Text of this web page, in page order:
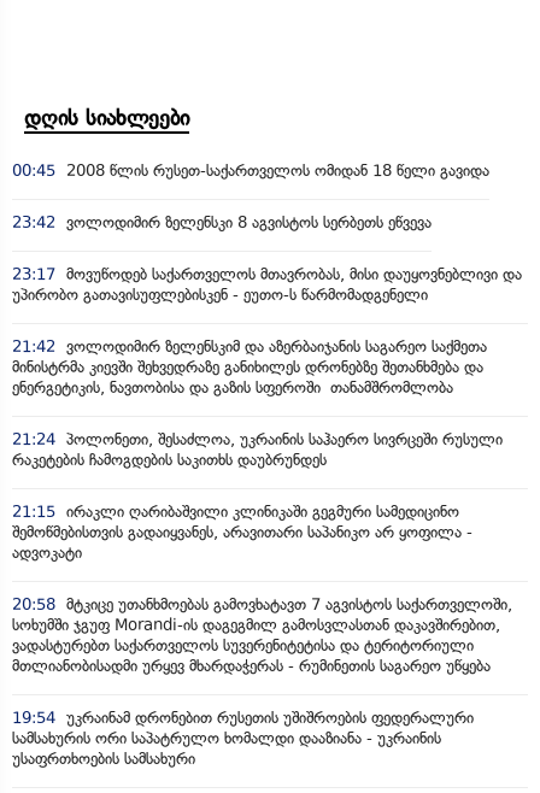
დღის სიახლეები
00:45 2008 წლის რუსეთ-საქართველოს ომიდან 18 წელი გავიდა
23:42 ვოლოდიმირ ზელენსკი 8 აგვისტოს სერბეთს ეწვევა
23:17 მოვუწოდებ საქართველოს მთავრობას, მისი დაუყოვნებლივი და
უპირობო გათავისუფლებისკენ - ეუთო-ს წარმომადგენელი
21:42
ვოლოდიმირ ზელენსკიმ და აზერბაიჯანის საგარეო საქმეთა
მინისტრმა კიევში შეხვედრაზე განიხილეს დრონებზე შეთანხმება და
ენერგეტიკის, ნავთობისა და გაზის სფეროში თანამშრომლობა
21:24 პოლონეთი, შესაძლოა, უკრაინის საჰაერო სივრცეში რუსული
რაკეტების ჩამოგდების საკითხს დაუბრუნდეს
21:15 ირაკლი ღარიბაშვილი კლინიკაში გეგმური სამედიცინო
შემოწმებისთვის გადაიყვანეს, არავითარი საპანიკო არ ყოფილა -
ადვოკატი
20:58 მტკიცე უთანხმოებას გამოვხატავთ 7 აგვისტოს საქართველოში,
სოხუმში ჯგუფ Morandi-ის დაგეგმილ გამოსვლასთან დაკავშირებით,
ვადასტურებთ საქართველოს სუვერენიტეტისა და ტერიტორიული
მთლიანობისადმი ურყევ მხარდაჭერას - რუმინეთის საგარეო უწყება
19:54 უკრაინამ დრონებით რუსეთის უშიშროების ფედერალური
სამსახურის ორი საპატრულო ხომალდი დააზიანა - უკრაინის
უსაფრთხოების სამსახური